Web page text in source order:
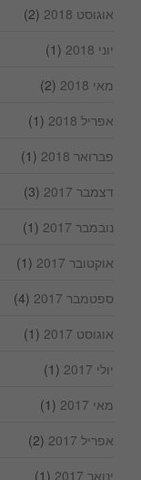
אוגוסט 2018
(2)
יוני 2018
(1)
מאי 2018
(2)
אפריל 2018
(1)
פברואר 2018
(1)
דצמבר 2017
(3)
נובמבר 2017
(1)
אוקטובר 2017
(1)
ספטמבר 2017
(4)
אוגוסט 2017
(1)
יולי 2017
(1)
מאי 2017
(1)
אפריל 2017
(2)
ינואר 2017
(1)